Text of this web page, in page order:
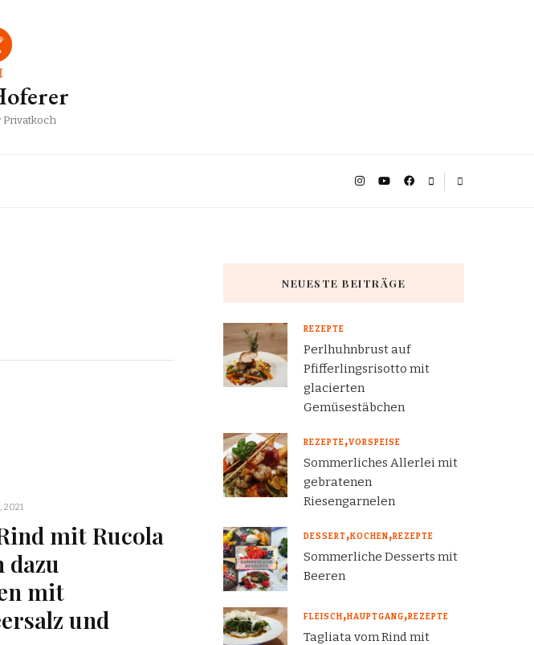
2021
mit Rucola
dazu
mit
und
NEUESTE BEITRÄGE
REZEPTE
Perlhuhnbrust auf
Pfifferlingsrisotto mit
glacierten
Gemüsestäbchen
REZEPTE VORSPEISE
Sommerliches Allerlei mit
gebratenen
Riesengarnelen
DESSERT KOCHEN REZEPTE
Sommerliche Desserts mit
Beeren
FLEISCH HAUPTGANG REZEPTE
Tagliata vom Rind mit